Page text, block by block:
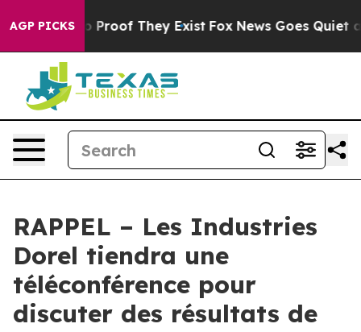
AGP PICKS
Offers no Proof They Exist Fox News Goes Quiet as
RAPPEL – Les Industries
Dorel tiendra une
téléconférence pour
discuter des résultats de